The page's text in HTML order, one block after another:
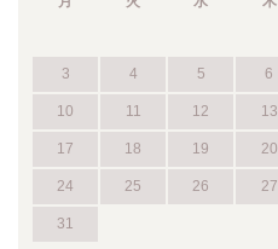
3 4 5 6
10 11 12 13
17 18 19 20
24 25 26 27
31